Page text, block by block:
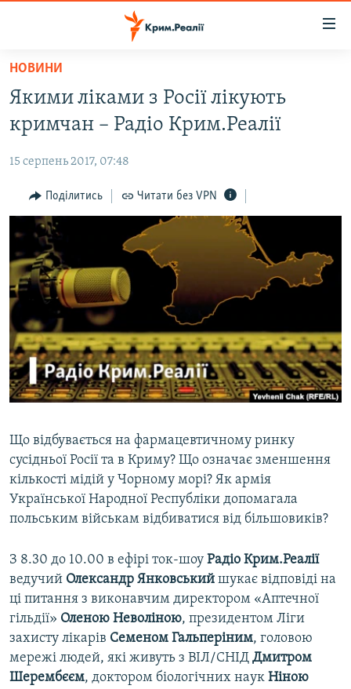
Перейти
основного
матеріалу
Перейти
до
навігації
Перейти
пошуку
ВІДЕО ТА ФОТО
ПОЛІТИКА
БЛОГИ
ПОГЛЯД
ІНТЕРВ'Ю
ВСЕ ЗА ДЕНЬ
СПЕЦПРОЕКТИ
ДЕПОРТАЦІЯ
ВІДЕОУРОКИ «ELIFBE»
СВІДЧЕННЯ ОКУПАЦІЇ
ІНФОГРАФІКА
ЯК ОБІЙТИ БЛОКУВАННЯ
Русский
Qırımtatar
ДОЛУЧАЙСЯ!
Усі сайти RFE/RL
НОВИНИ
Якими ліками з Росії лікують
кримчан – Радіо Крим.Реалії
15 серпень 2017, 07:48
Поділитись Читати без VPN
Що відбувається на фармацевтичному ринку
сусідньої Росії та в Криму? Що означає зменшення
кількості мідій у Чорному морі? Як армія
Української Народної Республіки допомагала
польським військам відбиватися від більшовиків?
З 8.30 до 10.00 в ефірі ток-шоу Радіо Крим.Реалії
ведучий Олександр Янковський шукає відповіді на
ці питання з виконавчим директором «Аптечної
гільдії» Оленою Неволіною, президентом Ліги
захисту лікарів Семеном Гальперіним, головою
мережі людей, які живуть з ВІЛ/СНІД Дмитром
Шерембєєм, доктором біологічних наук Ніною